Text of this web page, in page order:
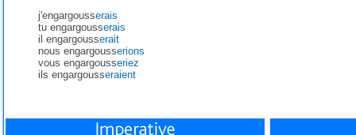
j'engargousserais
tu engargousserais
il engargousserait
nous engargousserions
vous engargousseriez
ils engargousseraient